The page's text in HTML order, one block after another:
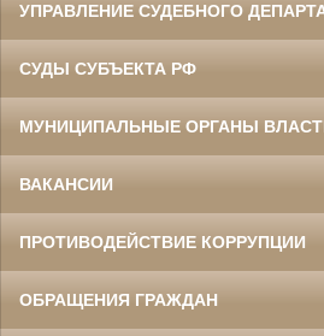
УПРАВЛЕНИЕ СУДЕБНОГО
СУДЫ СУБЪЕКТА РФ
МУНИЦИПАЛЬНЫЕ ОРГАНЫ
ВАКАНСИИ
ПРОТИВОДЕЙСТВИЕ КОРРУПЦИИ
ОБРАЩЕНИЯ ГРАЖДАН